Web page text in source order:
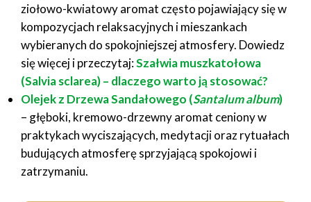
ziołowo-kwiatowy aromat często pojawiający się w
kompozycjach relaksacyjnych i mieszankach
wybieranych do spokojniejszej atmosfery. Dowiedz
się więcej i przeczytaj:Szałwia muszkatołowa
(Salvia sclarea) – dlaczego warto ją stosować?
Olejek z Drzewa Sandałowego (Santalum album)
– głęboki, kremowo-drzewny aromat ceniony w
praktykach wyciszających, medytacji oraz rytuałach
budujących atmosferę sprzyjającą spokojowi i
zatrzymaniu.